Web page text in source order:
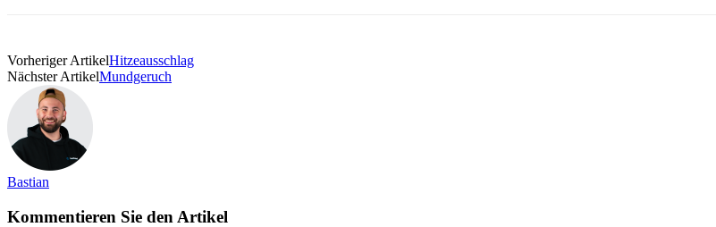
Vorheriger ArtikelHitzeausschlag
Nächster ArtikelMundgeruch
Bastian
Kommentieren Sie den Artikel